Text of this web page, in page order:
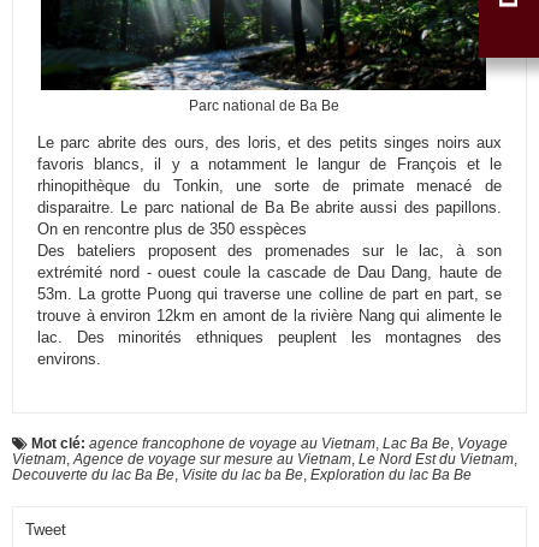
Parc national de Ba Be
Le parc abrite des ours, des loris, et des petits singes noirs aux
favoris blancs, il y a notamment le langur de François et le
rhinopithèque du Tonkin, une sorte de primate menacé de
disparaitre. Le parc national de Ba Be abrite aussi des papillons.
On en rencontre plus de 350 esspèces
Des bateliers proposent des promenades sur le lac, à son
extrémité nord - ouest coule la cascade de Dau Dang, haute de
53m. La grotte Puong qui traverse une colline de part en part, se
trouve à environ 12km en amont de la rivière Nang qui alimente le
lac. Des minorités ethniques peuplent les montagnes des
environs.
Mot clé: agence francophone de voyage au Vietnam, Lac Ba Be, Voyage
Vietnam,Agence de voyage sur mesure au Vietnam, Le Nord Est du Vietnam,
Decouverte du lac Ba Be, Visite du lac ba Be, Exploration du lac Ba Be
Tweet